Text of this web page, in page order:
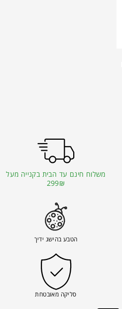
משלוח חינם עד הבית בקנייה מעל
299₪
הטבע בהישג ידיך
סליקה מאובטחת